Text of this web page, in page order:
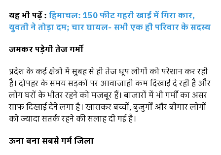
यह भी पढ़ें : हिमाचल: 150 फीट गहरी खाई में गिरा कार,
युवती ने तोड़ा दम; चार घायल- सभी एक ही परिवार के सदस्य
जमकर पड़ेगी तेज गर्मी
प्रदेश के कई क्षेत्रों में सुबह से ही तेज धूप लोगों को परेशान कर रही
है। दोपहर के समय सड़कों पर आवाजाही कम दिखाई दे रही है और
लोग घरों के भीतर रहने को मजबूर हैं। बाजारों में भी गर्मी का असर
साफ दिखाई देने लगा है। खासकर बच्चों, बुजुर्गों और बीमार लोगों
को ज्यादा सतर्क रहने की सलाह दी गई है।
ऊना बना सबसे गर्म जिला